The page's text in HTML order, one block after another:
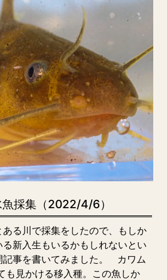
採集（2022/4/6）
る川で採集をしたので、もしか
新入生もいるかもしれないとい
記事を書いてみました。 カワム
も見かける移入種。この魚しか